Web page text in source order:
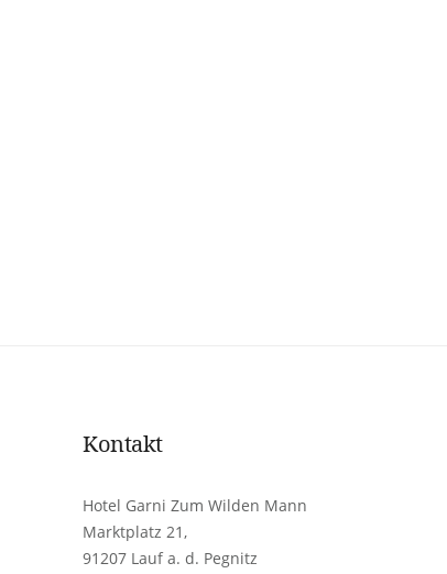
Kontakt
Hotel Garni Zum Wilden Mann
Marktplatz 21,
91207 Lauf a. d. Pegnitz